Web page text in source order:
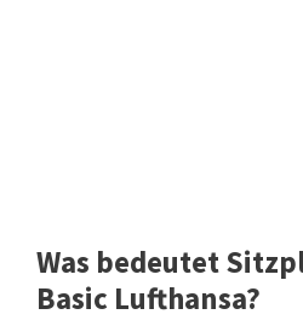
Was bedeutet
Basic Lufthansa?